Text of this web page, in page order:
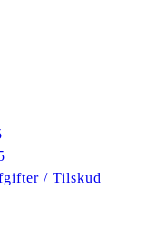
/ Tilskud